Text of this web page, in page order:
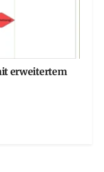
erweitertem